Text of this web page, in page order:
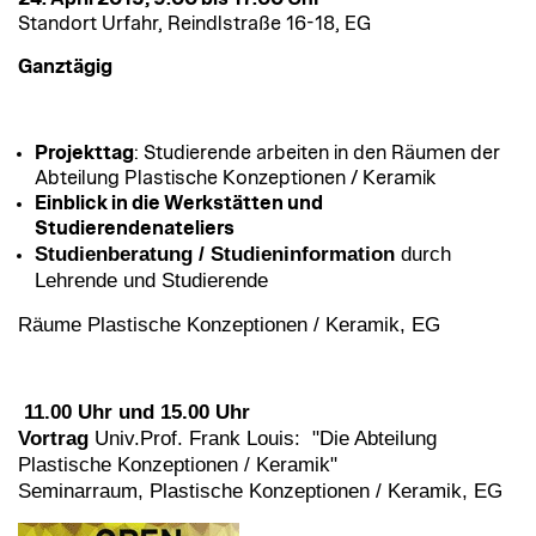
Standort Urfahr, Reindlstraße 16-18, EG
Ganztägig
Projekttag: Studierende arbeiten in den Räumen der
Abteilung Plastische Konzeptionen / Keramik
Einblick in die Werkstätten und
Studierendenateliers
Studienberatung / Studieninformation durch
Lehrende und Studierende
Räume Plastische Konzeptionen / Keramik, EG
11.00 Uhr und 15.00 Uhr
Vortrag Univ.Prof. Frank Louis: "Die Abteilung
Plastische Konzeptionen / Keramik"
Seminarraum, Plastische Konzeptionen / Keramik, EG